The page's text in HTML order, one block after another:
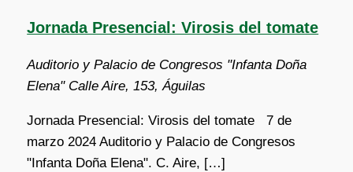
Jornada Presencial: Virosis del tomate
Auditorio y Palacio de Congresos "Infanta Doña
Elena" Calle Aire, 153, Águilas
Jornada Presencial: Virosis del tomate 7 de
marzo 2024 Auditorio y Palacio de Congresos
"Infanta Doña Elena". C. Aire, […]